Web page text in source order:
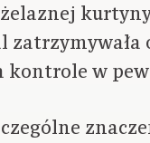
kontrole w